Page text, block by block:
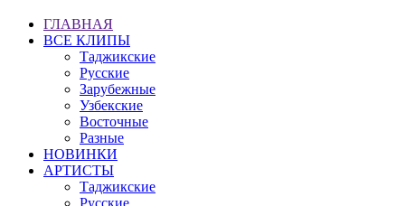
ГЛАВНАЯ
ВСЕ КЛИПЫ
Таджикские
Русские
Зарубежные
Узбекские
Восточные
Разные
НОВИНКИ
АРТИСТЫ
Таджикские
Русские